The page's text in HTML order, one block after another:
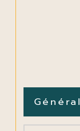
Général